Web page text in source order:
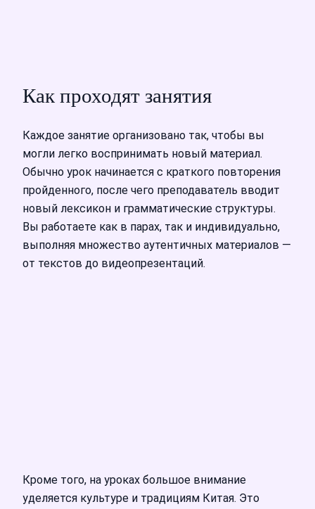
Как проходят занятия
Каждое занятие организовано так, чтобы вы
могли легко воспринимать новый материал.
Обычно урок начинается с краткого повторения
пройденного, после чего преподаватель вводит
новый лексикон и грамматические структуры.
Вы работаете как в парах, так и индивидуально,
выполняя множество аутентичных материалов —
от текстов до видеопрезентаций.
Кроме того, на уроках большое внимание
уделяется культуре и традициям Китая. Это